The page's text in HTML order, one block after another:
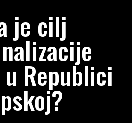
je cilj
Republici